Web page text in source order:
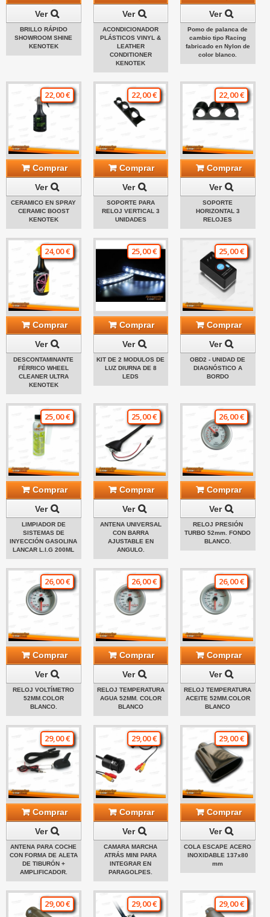
Ver
BRILLO RÁPIDO
SHOWROOM SHINE
KENOTEK
Ver
ACONDICIONADOR
PLÁSTICOS VINYL &
LEATHER
CONDITIONER
KENOTEK
Ver
Pomo de palanca de
cambio tipo Racing
fabricado en Nylon de
color blanco.
22,00 €
Comprar
Ver
CERAMICO EN SPRAY
CERAMIC BOOST
KENOTEK
22,00 €
Comprar
Ver
SOPORTE PARA
RELOJ VERTICAL 3
UNIDADES
22,00 €
Comprar
Ver
SOPORTE
HORIZONTAL 3
RELOJES
24,00 €
Comprar
Ver
DESCONTAMINANTE
FÉRRICO WHEEL
CLEANER ULTRA
KENOTEK
25,00 €
Comprar
Ver
KIT DE 2 MODULOS DE
LUZ DIURNA DE 8
LEDS
25,00 €
Comprar
Ver
OBD2 - UNIDAD DE
DIAGNÓSTICO A
BORDO
25,00 €
Comprar
Ver
LIMPIADOR DE
SISTEMAS DE
INYECCIÓN GASOLINA
LANCAR L.I.G 200ML
25,00 €
Comprar
Ver
ANTENA UNIVERSAL
CON BARRA
AJUSTABLE EN
ANGULO.
26,00 €
Comprar
Ver
RELOJ PRESIÓN
TURBO 52mm. FONDO
BLANCO.
26,00 €
Comprar
Ver
RELOJ VOLTÍMETRO
52MM.COLOR
BLANCO.
26,00 €
Comprar
Ver
RELOJ TEMPERATURA
AGUA 52MM. COLOR
BLANCO
26,00 €
Comprar
Ver
RELOJ TEMPERATURA
ACEITE 52MM.COLOR
BLANCO
29,00 €
Comprar
Ver
ANTENA PARA COCHE
CON FORMA DE ALETA
DE TIBURÓN +
AMPLIFICADOR.
29,00 €
Comprar
Ver
CAMARA MARCHA
ATRÁS MINI PARA
INTEGRAR EN
PARAGOLPES.
29,00 €
Comprar
Ver
COLA ESCAPE ACERO
INOXIDABLE 137x80
mm
29,00 € 29,00 € 29,00 €